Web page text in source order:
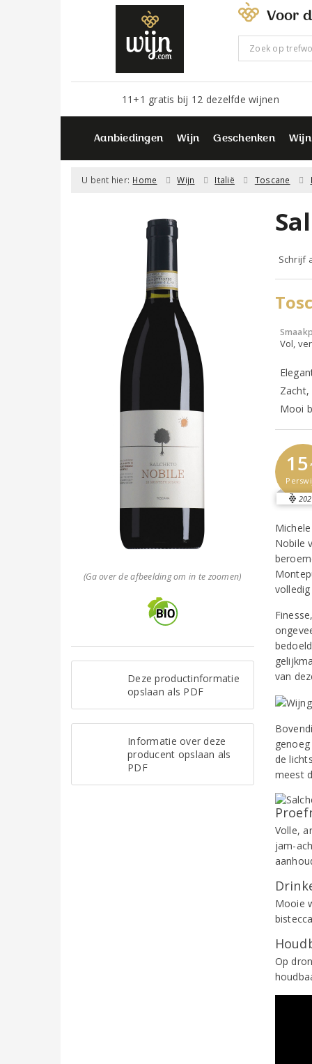
Voor
11+1 gratis bij 12 dezelfde wijnen
Aanbiedingen Wijn Geschenken
U bent hier: Home Wijn Italië Toscane
(Ga over de afbeelding om in te zoomen)
Deze productinformatie
opslaan als PDF
Informatie over deze
producent opslaan als
PDF
Schrijf
Vol,
Mooi
15
Nobile
van
de
meest
Volle,
jam-
Mooie
Op